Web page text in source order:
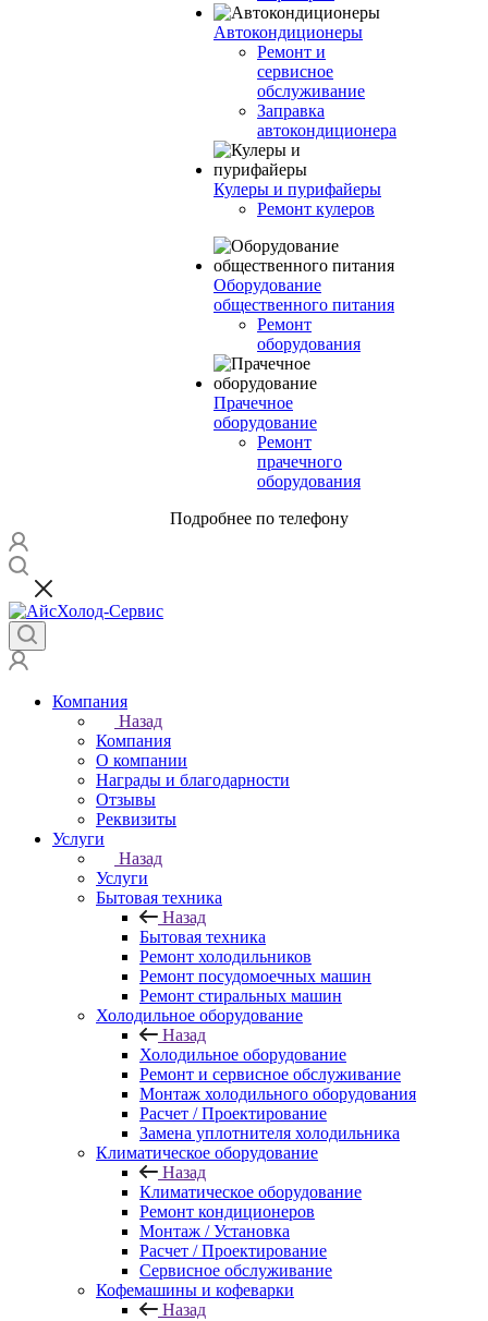
Автокондиционеры
Ремонт и
сервисное
обслуживание
Заправка
автокондиционера
Кулеры и пурифайеры
Ремонт кулеров
Оборудование
общественного питания
Ремонт
оборудования
Прачечное
оборудование
Ремонт
прачечного
оборудования
Подробнее по телефону
Компания
Назад
Компания
О компании
Награды и благодарности
Отзывы
Реквизиты
Услуги
Назад
Услуги
Бытовая техника
Назад
Бытовая техника
Ремонт холодильников
Ремонт посудомоечных машин
Ремонт стиральных машин
Холодильное оборудование
Назад
Холодильное оборудование
Ремонт и сервисное обслуживание
Монтаж холодильного оборудования
Расчет / Проектирование
Замена уплотнителя холодильника
Климатическое оборудование
Назад
Климатическое оборудование
Ремонт кондиционеров
Монтаж / Установка
Расчет / Проектирование
Сервисное обслуживание
Кофемашины и кофеварки
Назад